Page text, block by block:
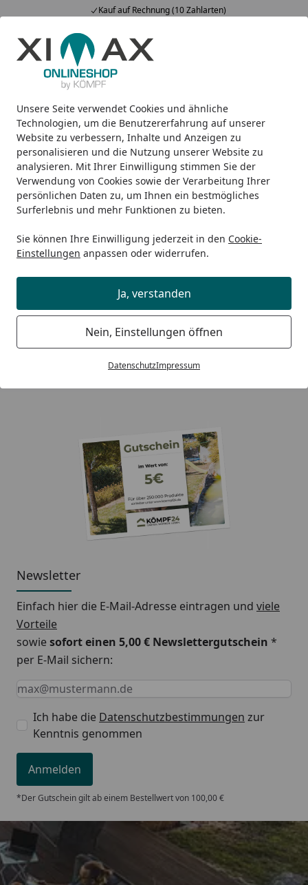
Unsere Seite verwendet Cookies und ähnliche
Technologien, um die Benutzererfahrung auf unserer
Website zu verbessern, Inhalte und Anzeigen zu
personalisieren und die Nutzung unserer Website zu
analysieren. Mit Ihrer Einwilligung stimmen Sie der
Verwendung von Cookies sowie der Verarbeitung Ihrer
persönlichen Daten zu, um Ihnen ein bestmögliches
Surferlebnis und mehr Funktionen zu bieten.
Sie können Ihre Einwilligung jederzeit in den Cookie-
Einstellungen anpassen oder widerrufen.
Ja, verstanden
Nein, Einstellungen öffnen
DatenschutzImpressum
Kauf auf Rechnung (10 Zahlarten)
Alle Produkte
Mein Konto
Suchen
Einkaufswagen
Der Einkaufswagen ist zur Zeit leer.
Expresszustellung (auf Wunsch)
Montageservice
Kostenlose Fachberatung
Deutschlands bester Händler
Newsletter
Einfach hier die E-Mail-Adresse eintragen und viele
Vorteile
sowiesofort einen 5,00 € Newslettergutschein *
per E-Mail sichern:
Keine Eingabe erforderlich
Eingabe erforderlich
E-Mail *
Ich habe die Datenschutzbestimmungen zur
Kenntnis genommen
Anmelden
*Der Gutschein gilt ab einem Bestellwert von 100,00 €
Trusted Shops